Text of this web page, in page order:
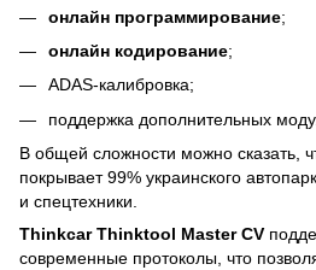
онлайн программирование;
онлайн кодирование;
ADAS-калибровка;
поддержка дополнительных
В общей сложности можно сказать,
покрывает 99% украинского
и спецтехники.
Thinkcar Thinktool Master CV
современные протоколы, что